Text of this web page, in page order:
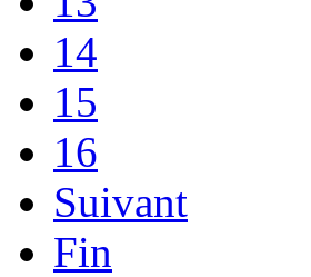
14
15
16
Suivant
Fin